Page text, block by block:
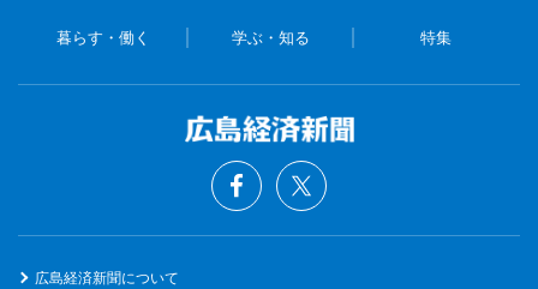
暮らす・働く 学ぶ・知る 特集
広島経済新聞について